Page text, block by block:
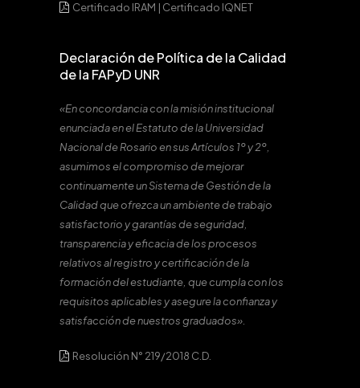
Certificado IRAM | Certificado IQNET
Declaración de Política de la Calidad
de la FAPyD UNR
«En concordancia con la misión institucional
enunciada en el Estatuto de la Universidad
Nacional de Rosario en sus Artículos 1º y 2º,
asumimos el compromiso de mejorar
continuamente un Sistema de Gestión de la
Calidad que ofrezca un ambiente de trabajo
satisfactorio y garantías de seguridad,
transparencia y eficacia de los procesos
relativos al registro y certificación de la
formación del estudiante, que cumpla con los
requisitos aplicables y asegure la confianza y
satisfacción de nuestros graduados».
Resolución N° 219/2018 C.D.